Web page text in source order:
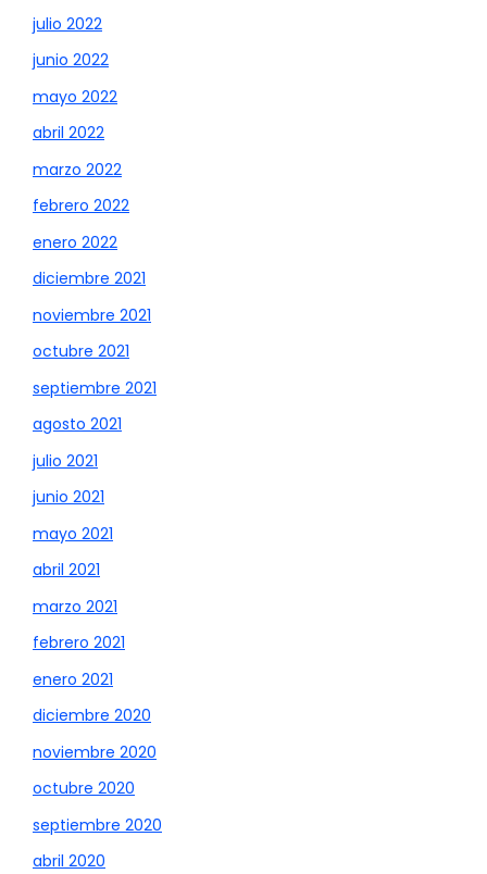
julio 2022
junio 2022
mayo 2022
abril 2022
marzo 2022
febrero 2022
enero 2022
diciembre 2021
noviembre 2021
octubre 2021
septiembre 2021
agosto 2021
julio 2021
junio 2021
mayo 2021
abril 2021
marzo 2021
febrero 2021
enero 2021
diciembre 2020
noviembre 2020
octubre 2020
septiembre 2020
abril 2020